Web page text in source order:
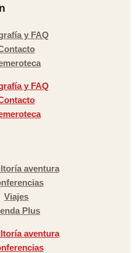
y FAQ
y FAQ
aventura
Viajes
Plus
aventura